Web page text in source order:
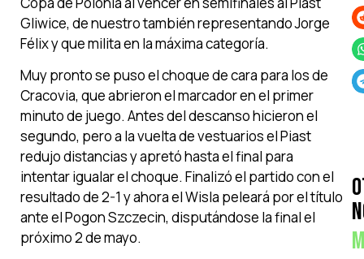
Gliwice, de nuestro también representando Jorge
Félix y que milita en la máxima categoría.
Muy pronto se puso el choque de cara para los de
Cracovia, que abrieron el marcador en el primer
minuto de juego. Antes del descanso hicieron el
segundo, pero a la vuelta de vestuarios el Piast
redujo distancias y apretó hasta el final para
intentar igualar el choque. Finalizó el partido con el
resultado de 2-1 y ahora el Wisla peleará por el título
ante el Pogon Szczecin, disputándose la final el
próximo 2 de mayo.